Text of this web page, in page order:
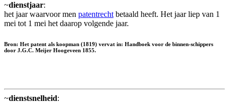
~dienstjaar:
het jaar waarvoor men patentrecht betaald heeft. Het jaar liep van 1
mei tot 1 mei het daarop volgende jaar.
Bron: Het patent als koopman (1819) vervat in: Handboek voor de binnen-schippers
door J.G.C. Meijer Hoogeveen 1855.
~dienstsnelheid: